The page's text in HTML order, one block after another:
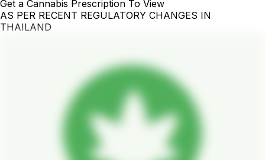
Get a Cannabis Prescription To View
AS PER RECENT REGULATORY CHANGES IN
THAILAND